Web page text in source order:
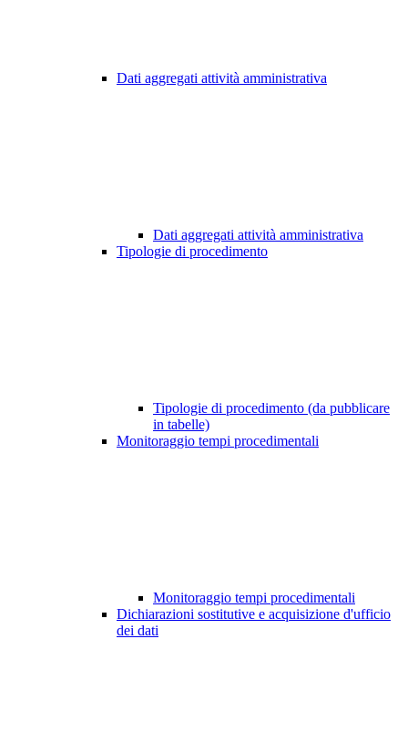
Dati aggregati attività amministrativa
Dati aggregati attività amministrativa
Tipologie di procedimento
Tipologie di procedimento (da pubblicare
in tabelle)
Monitoraggio tempi procedimentali
Monitoraggio tempi procedimentali
Dichiarazioni sostitutive e acquisizione d'ufficio
dei dati